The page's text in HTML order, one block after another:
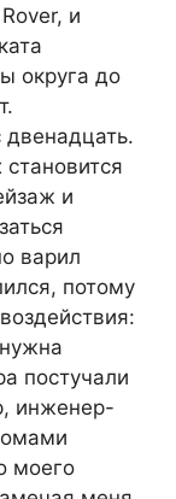
и
округа до
и
варил
потому
постучали
инженер-
моего